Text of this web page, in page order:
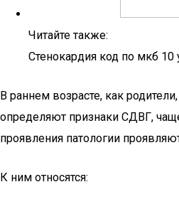
Читайте также:
Стенокардия код по мкб 10
В раннем возрасте, как
определяют признаки СДВГ,
проявления патологии
К ним относятся: